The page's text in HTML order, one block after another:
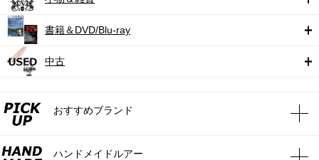
書籍＆DVD/Blu-ray
中古
おすすめブランド
ハンドメイドルアー